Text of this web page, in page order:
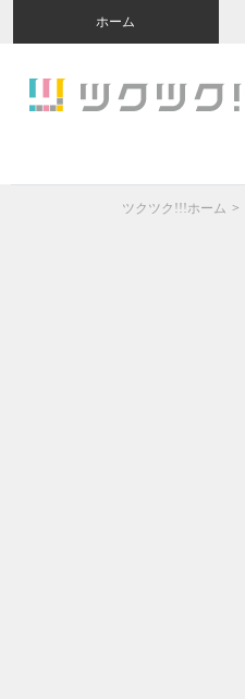
ホーム
ツクツク!!!ホーム